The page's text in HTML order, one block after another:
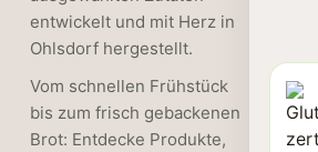
entwickelt und mit Herz in
Ohlsdorf hergestellt.
Vom schnellen Frühstück
bis zum frisch gebackenen
Brot: Entdecke Produkte,